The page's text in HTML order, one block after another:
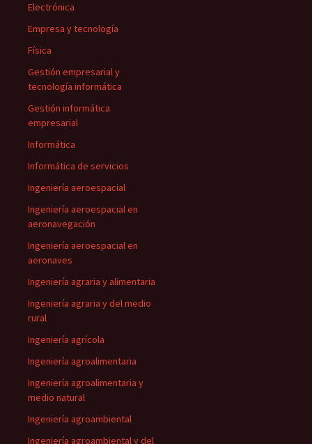
Electrónica
Empresa y tecnología
Física
Gestión empresarial y
tecnología informática
Gestión informática
empresarial
Informática
Informática de servicios
Ingeniería aeroespacial
Ingeniería aeroespacial en
aeronavegación
Ingeniería aeroespacial en
aeronaves
Ingeniería agraria y alimentaria
Ingeniería agraria y del medio
rural
Ingeniería agrícola
Ingeniería agroalimentaria
Ingeniería agroalimentaria y
medio natural
Ingeniería agroambiental
Ingeniería agroambiental y del